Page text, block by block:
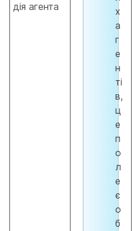
дія агента
х
а
г
е
н
ті
в,
ц
е
п
о
л
е
є
о
б